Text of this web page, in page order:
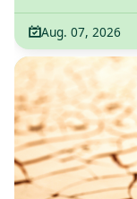
Aug. 07, 2026